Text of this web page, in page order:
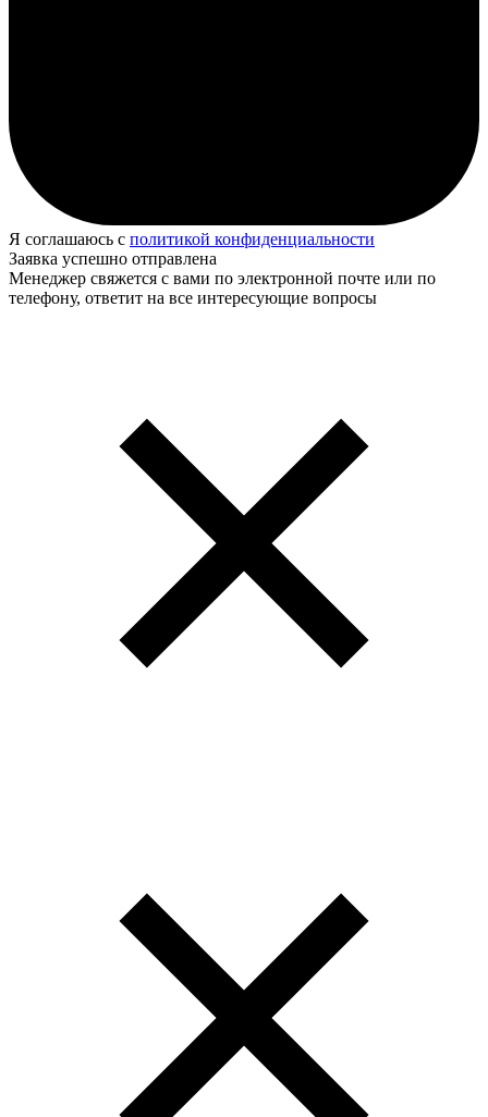
Я соглашаюсь с политикой конфиденциальности
Заявка успешно отправлена
Менеджер свяжется с вами по электронной почте или по
телефону, ответит на все интересующие вопросы